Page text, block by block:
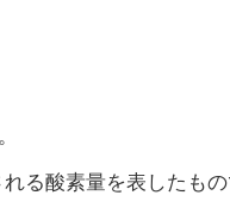
る酸素量を表したも